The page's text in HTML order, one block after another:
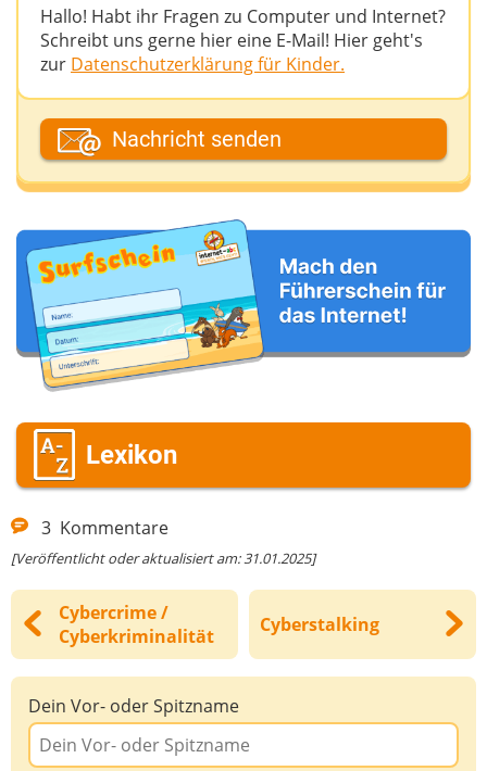
3 Kommentare
[Veröffentlicht oder aktualisiert am: 31.01.2025]
Cybercrime /
Cyberkriminalität
Cyberstalking
Dein Vor- oder Spitzname
Hallo! Habt ihr Fragen zu Computer und Internet?
Schreibt uns gerne hier eine E-Mail! Hier geht's
zur Datenschutzerklärung für Kinder.
Dein Fantasiename
Deine E-Mail-Adresse (wenn du eine Antwort
möchtest)
Deine Nachricht
Nachricht senden
Lexikon